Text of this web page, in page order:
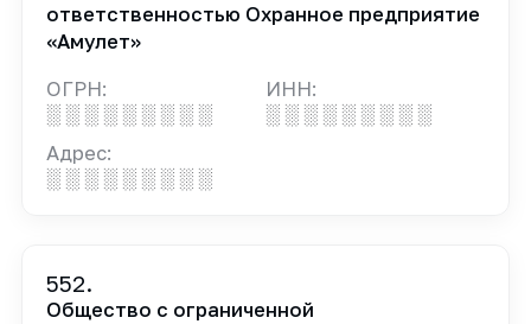
ответственностью Охранное предприятие
«Амулет»
ОГРН:
░ ░ ░ ░ ░ ░ ░ ░ ░
ИНН:
░ ░ ░ ░ ░ ░ ░ ░ ░
Адрес:
░ ░ ░ ░ ░ ░ ░ ░ ░
552.
Общество с ограниченной